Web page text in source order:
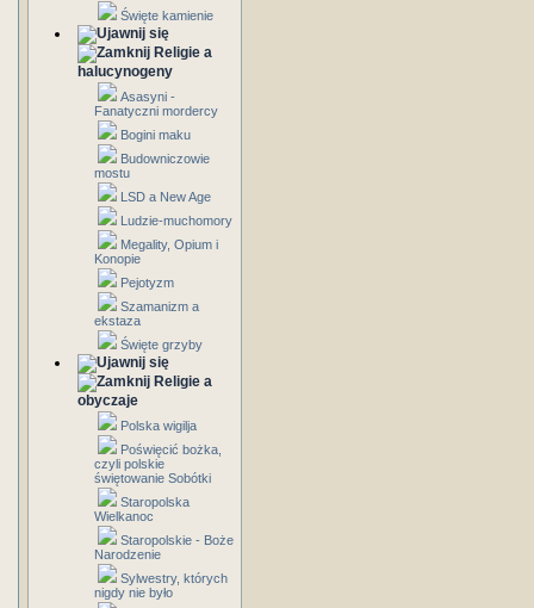
Święte kamienie
Religie a
halucynogeny
Asasyni -
Fanatyczni mordercy
Bogini maku
Budowniczowie
mostu
LSD a New Age
Ludzie-muchomory
Megality, Opium i
Konopie
Pejotyzm
Szamanizm a
ekstaza
Święte grzyby
Religie a
obyczaje
Polska wigilja
Poświęcić bożka,
czyli polskie
świętowanie Sobótki
Staropolska
Wielkanoc
Staropolskie - Boże
Narodzenie
Sylwestry, których
nigdy nie było